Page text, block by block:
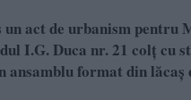
act de urbanism
I.G. Duca nr. 21 colț cu
ansamblu format din